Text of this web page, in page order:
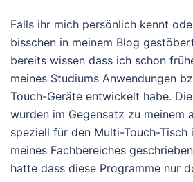
Falls ihr mich persönlich kennt
bisschen in meinem Blog
bereits wissen dass ich schon
meines Studiums Anwendungen
Touch-Geräte entwickelt habe.
wurden im Gegensatz zu meinem
speziell für den Multi-Touch-Tisch
meines Fachbereiches
hatte dass diese Programme nur